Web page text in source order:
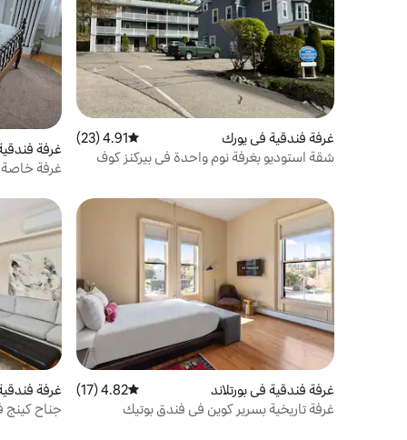
غرفة فندقية في يورك متوسط التقييم 4.91 من 5، 23 مراجعات
4.91 (23)
شقة استوديو بغرفة نوم واحدة في بيركنز كوف
غرفة
غرفة خاصة
غرفة فندقية في بورتلاند متوسط التقييم 4.82 من 5، 17 مراجعات
4.82 (17)
غرفة تاريخية بسرير كوين في فندق بوتيك
غرفة
جناح كينج